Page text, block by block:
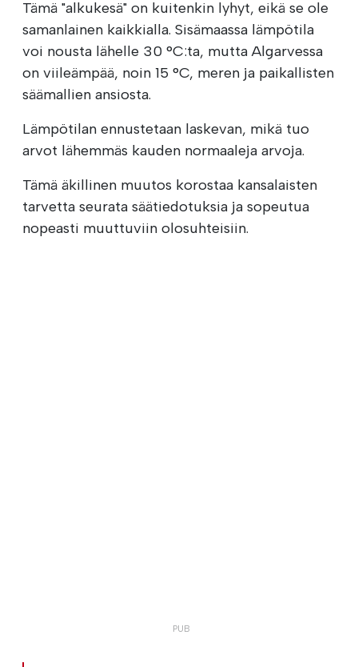
Tämä "alkukesä" on kuitenkin lyhyt, eikä se ole
samanlainen kaikkialla. Sisämaassa lämpötila
voi nousta lähelle 30 °C:ta, mutta Algarvessa
on viileämpää, noin 15 °C, meren ja paikallisten
säämallien ansiosta.
Lämpötilan ennustetaan laskevan, mikä tuo
arvot lähemmäs kauden normaaleja arvoja.
Tämä äkillinen muutos korostaa kansalaisten
tarvetta seurata säätiedotuksia ja sopeutua
nopeasti muuttuviin olosuhteisiin.